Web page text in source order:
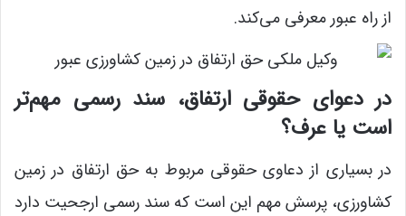
از راه عبور معرفی می‌کند.
در دعوای حقوقی ارتفاق، سند رسمی مهم‌تر
است یا عرف؟
در بسیاری از دعاوی حقوقی مربوط به حق ارتفاق در زمین
کشاورزی، پرسش مهم این است که سند رسمی ارجحیت دارد